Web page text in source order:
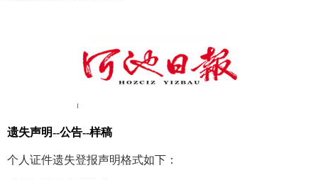
遗失声明--公告--样稿
个人证件遗失登报声明格式如下：